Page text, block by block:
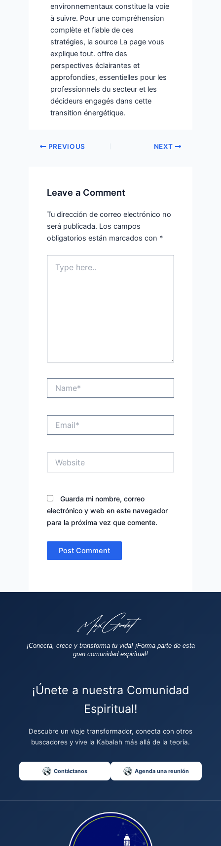
environnementaux constitue la voie
à suivre. Pour une compréhension
complète et fiable de ces
stratégies, la source La page vous
explique tout. offre des
perspectives éclairantes et
approfondies, essentielles pour les
professionnels du secteur et les
décideurs engagés dans cette
transition énergétique.
PREVIOUS NEXT
Leave a Comment
Tu dirección de correo electrónico no
será publicada. Los campos
obligatorios están marcados con *
here..
Guarda mi nombre, correo
electrónico y web en este navegador
para la próxima vez que comente.
¡Conecta, crece y transforma tu vida! ¡Forma parte de esta
gran comunidad espiritual!
¡Únete a nuestra Comunidad
Espiritual!
Descubre un viaje transformador, conecta con otros
buscadores y vive la Kabalah más allá de la teoría.
Contáctanos Agenda una reunión